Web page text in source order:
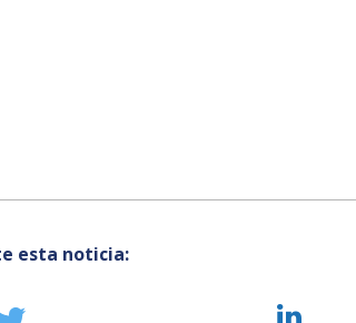
esta noticia: